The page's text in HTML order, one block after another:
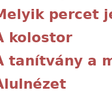
percet
kolostor
tanítvány a